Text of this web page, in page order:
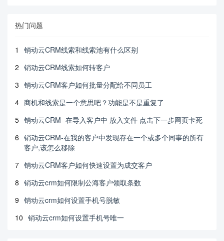
热门问题
1
销动云CRM线索和线索池有什么区别
2 销动云CRM线索如何转客户
3 销动云CRM客户如何批量分配给不同员工
4 商机和线索是一个意思吧？功能是不是重复了
5 销动云CRM- 在导入客户中 放入文件 点击下一步网页卡死
6 销动云CRM-在我的客户中发现存在一个或多个同事的所有
客户,该怎么移除
7 销动云CRM客户如何快速设置为成交客户
8 销动云crm如何限制公海客户领取条数
9 销动云crm如何设置手机号脱敏
10 销动云crm如何设置手机号唯一